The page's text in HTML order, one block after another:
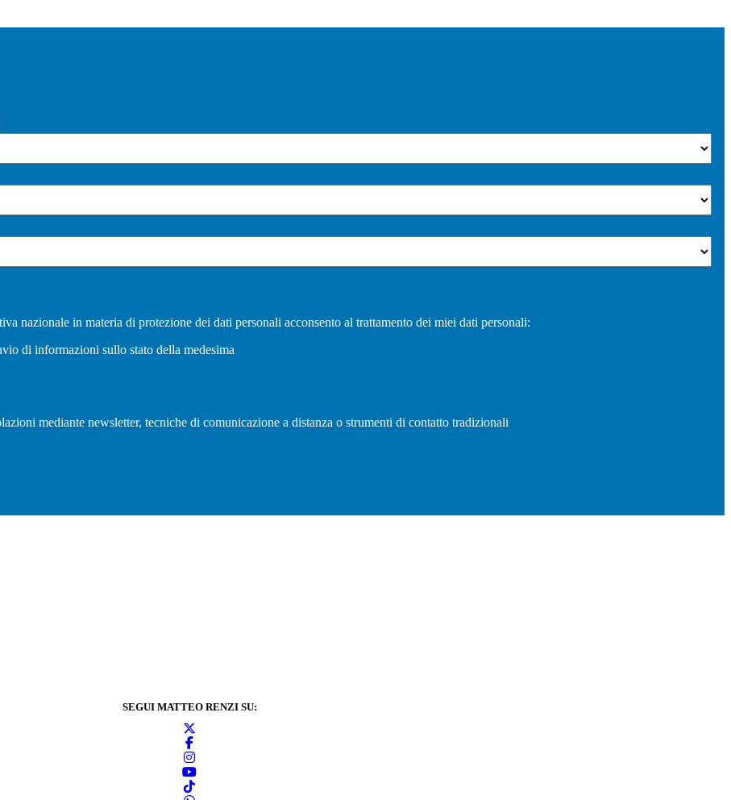
nazionale in materia di protezione dei dati personali acconsento al trattamento dei miei dati personali:
di informazioni sullo stato della medesima
mediante newsletter, tecniche di comunicazione a distanza o strumenti di contatto tradizionali
SEGUI MATTEO RENZI SU: